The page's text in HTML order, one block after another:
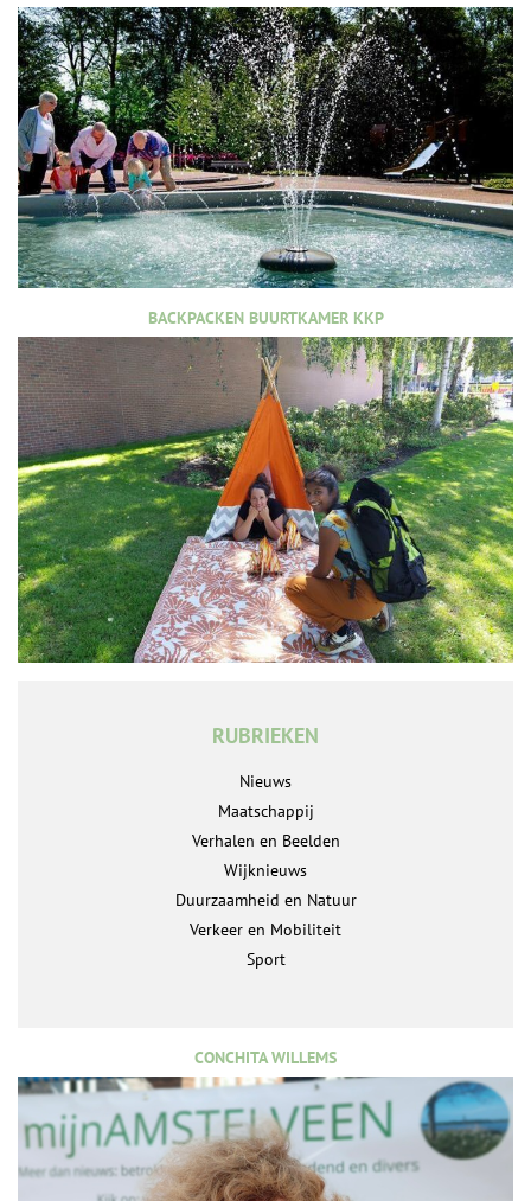
BACKPACKEN BUURTKAMER KKP
RUBRIEKEN
Nieuws
Maatschappij
Verhalen en Beelden
Wijknieuws
Duurzaamheid en Natuur
Verkeer en Mobiliteit
Sport
CONCHITA WILLEMS